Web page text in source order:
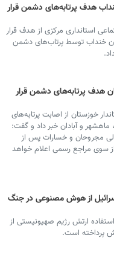
هدف پرتابه‌های دشمن قرار
استانداری مرکزی از هدف قرار
خنداب توسط پرتاب‌های دشمن
هدف پرتابه‌های دشمن قرار
خوزستان از اصابت پرتابه‌های
و آبادان خبر داد و گفت:
مجروحان و خسارات پس از
سوی مراجع رسمی اعلام خواهد
از هوش مصنوعی در جنگ
ارتش رژیم صهیونیستی از
پرداخته است.